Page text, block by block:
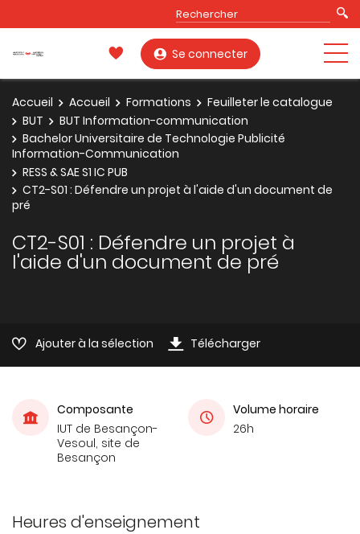
Se connecter
Accueil Accueil Formations
Feuilleter le catalogue
BUT
BUT Information-communication
Bachelor Universitaire de Technologie Publicité
Information-Communication
RESS & SAE S1 IC PUB
CT2-S01 : Défendre un projet à l'aide d'un document de
pré
CT2-S01 : Défendre un projet à
l'aide d'un document de pré
Ajouter à la sélection Télécharger
Composante
IUT de Besançon-
Vesoul, site de
Besançon
Volume horaire
26h
Heures d'enseignement